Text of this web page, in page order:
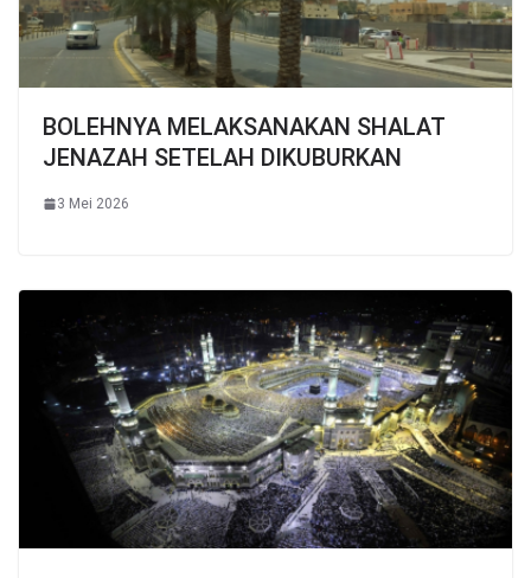
BOLEHNYA MELAKSANAKAN SHALAT
JENAZAH SETELAH DIKUBURKAN
3 Mei 2026